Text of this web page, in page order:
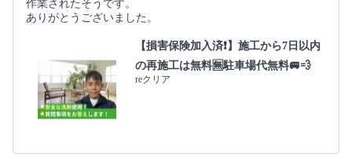
作業されたそうです。
ありがとうございました。
【損害保険加入済❗️】施工から7日以内
の再施工は無料🈚️駐車場代無料🚐💨
reクリア